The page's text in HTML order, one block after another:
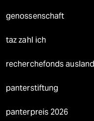
genossenschaft
taz zahl ich
recherchefonds ausland
panterstiftung
panterpreis 2026